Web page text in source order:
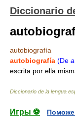
Diccionario
autobiografía
autobiografía (De
escrita por ella
Diccionario de la lengua
Игры ⚽